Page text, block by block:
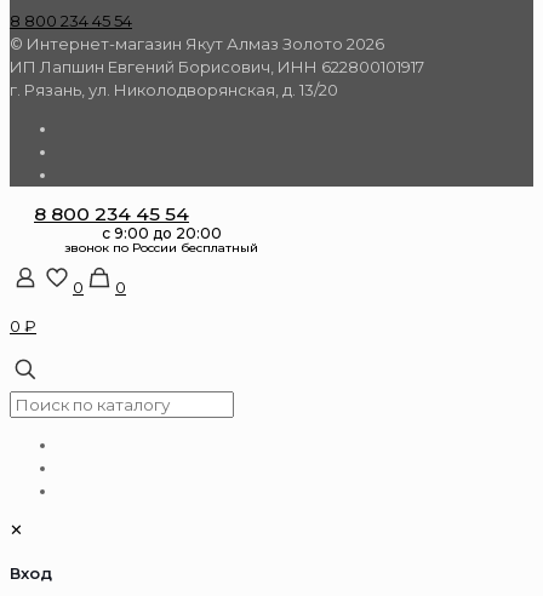
8 800 234 45 54
© Интернет-магазин Якут Алмаз Золото 2026
ИП Лапшин Евгений Борисович, ИНН 622800101917
г. Рязань, ул. Николодворянская, д. 13/20
8 800 234 45 54
0
0
0 ₽
✕
Вход